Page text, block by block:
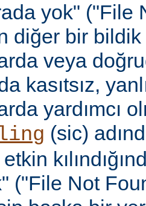
yok" ("File
diğer bir
veya
kasıtsız,
yardımcı
(sic)
("File Not